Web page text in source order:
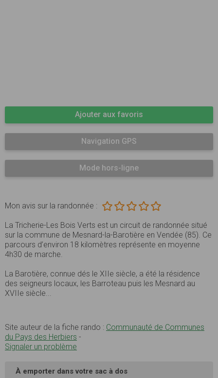
Ajouter aux favoris
Navigation GPS
Mode hors-ligne
Mon avis sur la randonnée :
La Tricherie-Les Bois Verts est un circuit de randonnée situé
sur la commune de Mesnard-la-Barotière en Vendée (85). Ce
parcours d’environ 18 kilomètres représente en moyenne
4h30 de marche.
La Barotière, connue dés le XIIe siècle, a été la résidence
des seigneurs locaux, les Barroteau puis les Mesnard au
XVIIe siècle...
Site auteur de la fiche rando : Communauté de Communes
du Pays des Herbiers -
Signaler un problème
À emporter dans votre sac à dos